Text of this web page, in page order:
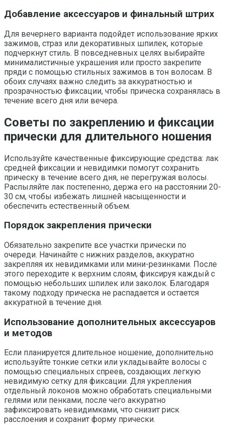
Добавление аксессуаров и финальный штрих
Для вечернего варианта подойдет использование ярких
зажимов, страз или декоративных шпилек, которые
подчеркнут стиль. В повседневных целях выбирайте
минималистичные украшения или просто закрепите
пряди с помощью стильных зажимов в тон волосам. В
обоих случаях важно следить за аккуратностью и
прозрачностью фиксации, чтобы прическа сохранялась в
течение всего дня или вечера.
Советы по закреплению и фиксации
прически для длительного ношения
Используйте качественные фиксирующие средства: лак
средней фиксации и невидимки помогут сохранить
прическу в течение всего дня, не перегружая волосы.
Распыляйте лак постепенно, держа его на расстоянии 20-
30 см, чтобы избежать лишней насыщенности и
обеспечить естественный объем.
Порядок закрепления прически
Обязательно закрепите все участки прически по
очереди. Начинайте с нижних разделов, аккуратно
закрепляя их невидимками или мини-резинками. После
этого переходите к верхним слоям, фиксируя каждый с
помощью небольших шпилек или заколок. Благодаря
такому подходу прическа не распадается и остается
аккуратной в течение дня.
Использование дополнительных аксессуаров
и методов
Если планируется длительное ношение, дополнительно
используйте тонкие сетки или укладывайте волосы с
помощью специальных спреев, создающих легкую
невидимую сетку для фиксации. Для укрепления
отдельный локонов можно обработать специальными
гелями или пенками, после чего аккуратно
зафиксировать невидимками, что снизит риск
расслоения и сохранит форму прически.